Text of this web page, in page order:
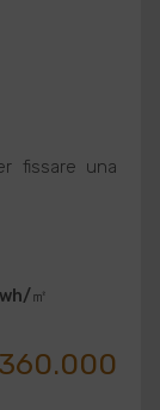
fissare una
㎡